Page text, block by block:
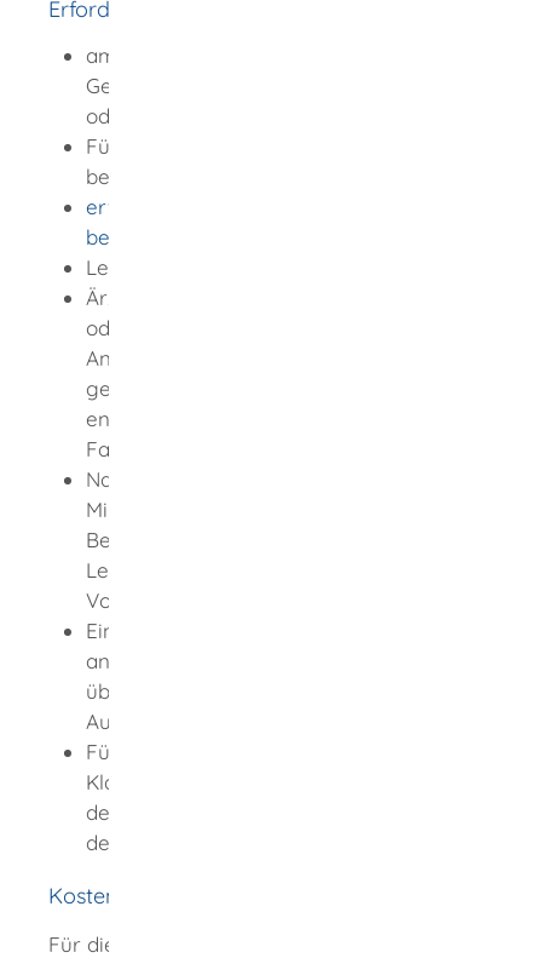
Erforderliche Unterlagen
amtlicher Nachweis über Ort und Tag der
Geburt (zum Beispiel Personalausweis
oder Reisepass)
Führerschein im Original oder eine
beglaubigte Kopie des Führerscheines
erweitertes Führungszeugnis zur Vorlage
bei einer Behörde
Lebenslauf
Ärztliches und augenärztliches Gutachten
oder Zeugnis, welches bestätigt, dass die
Anforderungen an die körperliche und
geistige Eignung sowie das Sehvermögen
entsprechend den Vorgaben für die
Fahrerlaubnis der Klasse C1 erfüllt werden
Nachweise über die Vorbildung:
Mindestens eine abgeschlossene
Berufsausbildung in einem anerkannten
Lehrberuf oder eine gleichwertige
Vorbildung.
Eine Bescheinigung der amtlich
anerkannten Fahrlehrerausbildungsstätte
über die Dauer der durchgeführten
Ausbildung.
Für Erteilung der Fahrlehrerlaubnis der
Klasse BE zusätzlich eine Bescheinigung
der Ausbildungsfahrschule über die Dauer
der durchgeführten Ausbildung
Kosten
Für die Erteilung der Anwärterbefugnis und